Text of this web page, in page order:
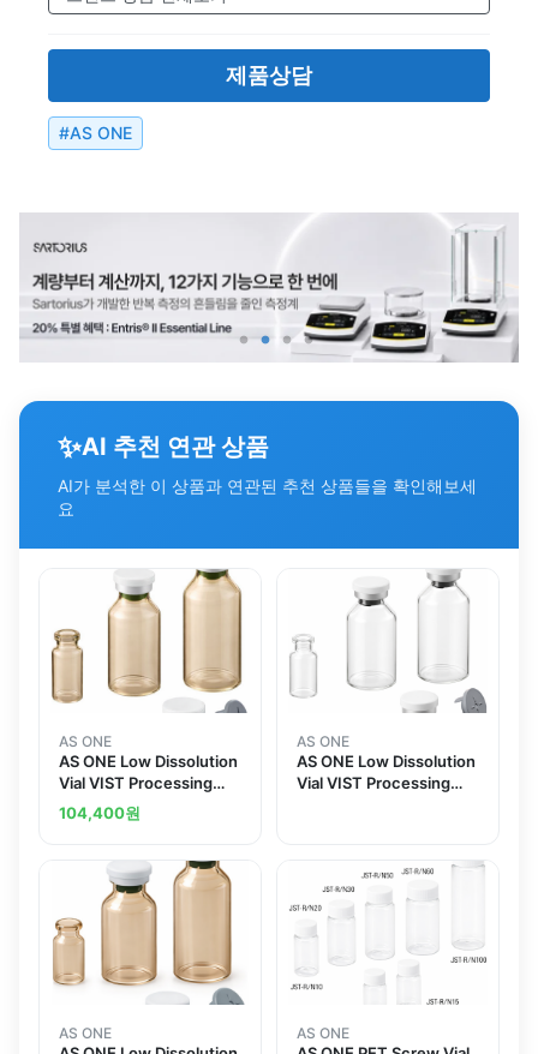
제품상담
#AS ONE
✨AI 추천 연관 상품
AI가 분석한 이 상품과 연관된 추천 상품들을 확인해보세
요
AS ONE
AS ONE Low Dissolution
Vial VIST Processing
Ultrapure Water
Washing Gamma
2mL 10 Piecesand
104,400원
AS ONE
AS ONE Low Dissolution
Vial VIST Processing
AS ONE AS ONE